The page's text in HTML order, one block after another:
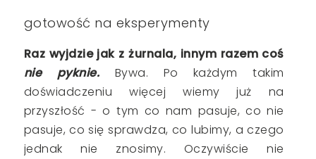
gotowość na eksperymenty
Raz wyjdzie jak z żurnala, innym razem coś
nie pyknie. Bywa. Po każdym takim
doświadczeniu więcej wiemy już na
przyszłość - o tym co nam pasuje, co nie
pasuje, co się sprawdza, co lubimy, a czego
jednak nie znosimy. Oczywiście nie